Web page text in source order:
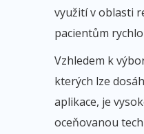
využití v oblasti
pacientům
Vzhledem k
kterých lze
aplikace, je
oceňovanou